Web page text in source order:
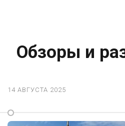
Обзоры и
14 АВГУСТА 2025